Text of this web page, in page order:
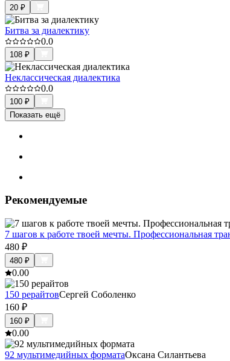
20 ₽
Битва за диалектику
0.0
108 ₽
Неклассическая диалектика
0.0
100 ₽
Показать ещё
Рекомендуемые
7 шагов к работе твоей мечты. Профессиональная
480 ₽
480 ₽
0.00
150 рерайтовСергей Соболенко
160 ₽
160 ₽
0.00
92 мультимедийных форматаОксана Силантьева